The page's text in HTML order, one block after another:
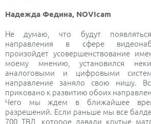
Надежда Федина, NOVIcam
Не думаю, что будут
направления в сфере
произойдет усовершенствование
моему мнению, установился
аналоговыми и цифровыми
направление заняло свою нишу.
приковано к развитию обоих
Чего мы ждем в ближайшее
разрешений. Если раньше мы все
700 ТВЛ, которое давали крутые